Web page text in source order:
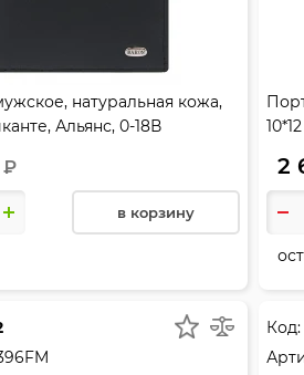
натуральная кожа,
Альянс, 0-18В
₽
в корзину
2
Код: